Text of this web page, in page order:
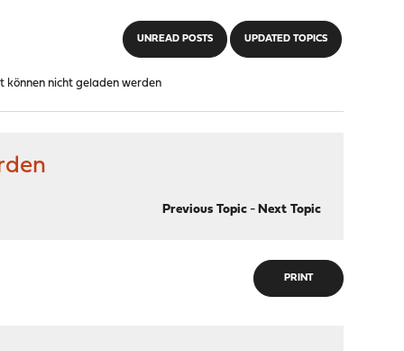
UNREAD POSTS UPDATED TOPICS
können nicht geladen werden
Previous Topic- Next Topic
PRINT